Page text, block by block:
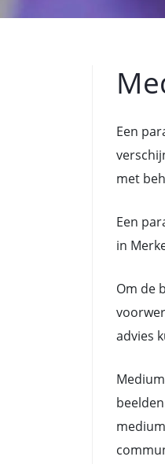
Een
met
Een
in
Om de
advies